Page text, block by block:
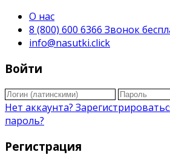
О нас
8 (800) 600 6366 Звонок
info@nasutki.click
Войти
Нет аккаунта?
пароль?
Регистрация